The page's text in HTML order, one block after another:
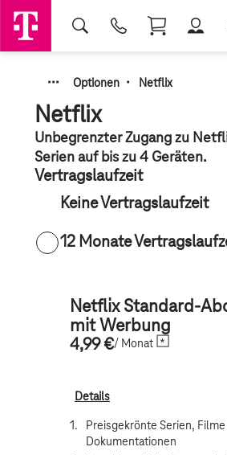
··· Optionen · Netflix
Netflix
Unbegrenzter Zugang zu
Serien auf bis zu 4 Geräten.
Vertragslaufzeit
Keine Vertragslaufzeit
12 Monate
Netflix Standard-
mit Werbung
4,99 €/ Monat
Details
Preisgekrönte Serien, Filme
Dokumentationen